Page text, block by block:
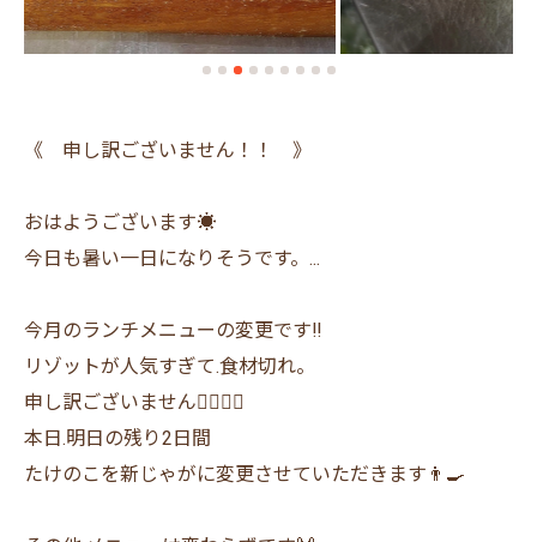
《 申し訳ございません！！ 》
おはようございます☀
今日も暑い一日になりそうです。...
今月のランチメニューの変更です‼️
リゾットが人気すぎて.食材切れ。
申し訳ございません🙇‍♂️🙇‍♀️
本日.明日の残り2日間
たけのこを新じゃがに変更させていただきます👨‍🍳